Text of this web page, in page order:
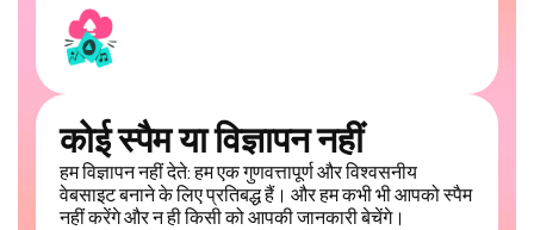
कोई स्पैम या विज्ञापन नहीं
हम विज्ञापन नहीं देते: हम एक गुणवत्तापूर्ण और विश्वसनीय
वेबसाइट बनाने के लिए प्रतिबद्ध हैं। और हम कभी भी आपको स्पैम
नहीं करेंगे और न ही किसी को आपकी जानकारी बेचेंगे।